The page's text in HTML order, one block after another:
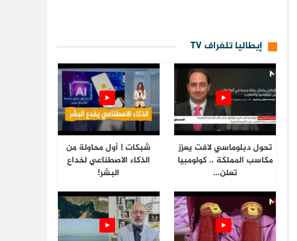
إيطاليا تلغراف TV
تحول دبلوماسي لافت يعزز
مكاسب المملكة .. كولومبيا
تعلن…
شبكات | أول محاولة من
الذكاء الاصطناعي لخداع
البشر!